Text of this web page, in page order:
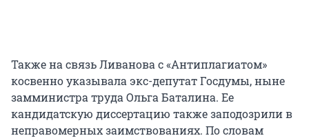
Также на связь Ливанова с «Антиплагиатом»
косвенно указывала экс-депутат Госдумы, ныне
замминистра труда Ольга Баталина. Ее
кандидатскую диссертацию также заподозрили в
неправомерных заимствованиях. По словам